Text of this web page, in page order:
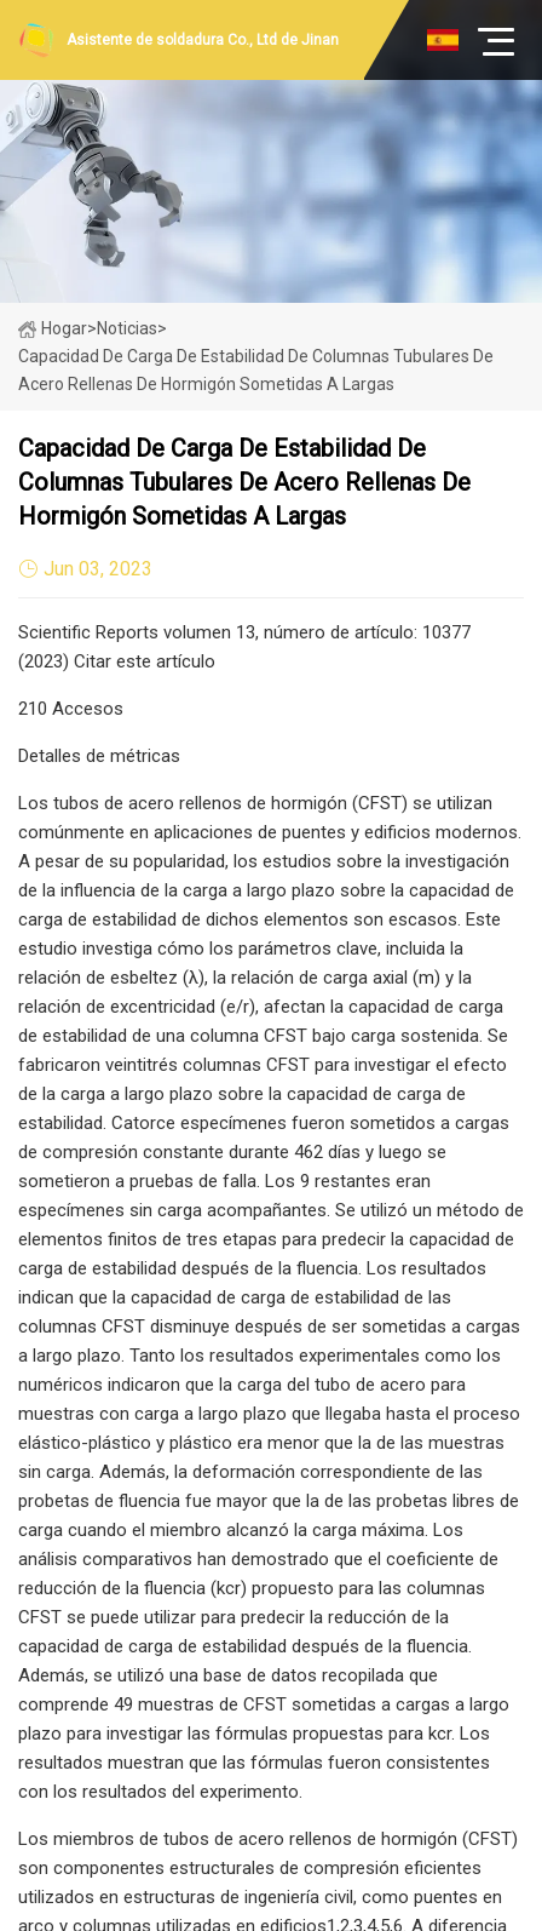
Asistente de soldadura Co., Ltd de Jinan
Hogar>Noticias>
Capacidad De Carga De Estabilidad De Columnas Tubulares De
Acero Rellenas De Hormigón Sometidas A Largas
Capacidad De Carga De Estabilidad De
Columnas Tubulares De Acero Rellenas De
Hormigón Sometidas A Largas
Jun 03, 2023
Scientific Reports volumen 13, número de artículo: 10377
(2023) Citar este artículo
210 Accesos
Detalles de métricas
Los tubos de acero rellenos de hormigón (CFST) se utilizan
comúnmente en aplicaciones de puentes y edificios modernos.
A pesar de su popularidad, los estudios sobre la investigación
de la influencia de la carga a largo plazo sobre la capacidad de
carga de estabilidad de dichos elementos son escasos. Este
estudio investiga cómo los parámetros clave, incluida la
relación de esbeltez (λ), la relación de carga axial (m) y la
relación de excentricidad (e/r), afectan la capacidad de carga
de estabilidad de una columna CFST bajo carga sostenida. Se
fabricaron veintitrés columnas CFST para investigar el efecto
de la carga a largo plazo sobre la capacidad de carga de
estabilidad. Catorce especímenes fueron sometidos a cargas
de compresión constante durante 462 días y luego se
sometieron a pruebas de falla. Los 9 restantes eran
especímenes sin carga acompañantes. Se utilizó un método de
elementos finitos de tres etapas para predecir la capacidad de
carga de estabilidad después de la fluencia. Los resultados
indican que la capacidad de carga de estabilidad de las
columnas CFST disminuye después de ser sometidas a cargas
a largo plazo. Tanto los resultados experimentales como los
numéricos indicaron que la carga del tubo de acero para
muestras con carga a largo plazo que llegaba hasta el proceso
elástico-plástico y plástico era menor que la de las muestras
sin carga. Además, la deformación correspondiente de las
probetas de fluencia fue mayor que la de las probetas libres de
carga cuando el miembro alcanzó la carga máxima. Los
análisis comparativos han demostrado que el coeficiente de
reducción de la fluencia (kcr) propuesto para las columnas
CFST se puede utilizar para predecir la reducción de la
capacidad de carga de estabilidad después de la fluencia.
Además, se utilizó una base de datos recopilada que
comprende 49 muestras de CFST sometidas a cargas a largo
plazo para investigar las fórmulas propuestas para kcr. Los
resultados muestran que las fórmulas fueron consistentes
con los resultados del experimento.
Los miembros de tubos de acero rellenos de hormigón (CFST)
son componentes estructurales de compresión eficientes
utilizados en estructuras de ingeniería civil, como puentes en
arco y columnas utilizadas en edificios1,2,3,4,5,6. A diferencia